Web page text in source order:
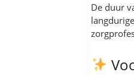
De duur